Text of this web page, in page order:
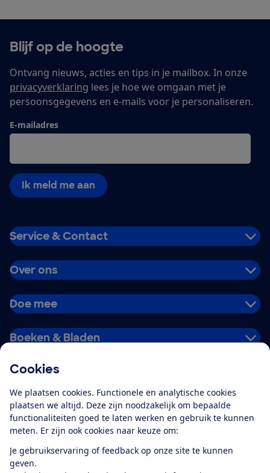
Cookies
We plaatsen cookies. Functionele en analytische cookies
plaatsen we altijd. Deze zijn noodzakelijk om bepaalde
functionaliteiten goed te laten werken en gebruik te kunnen
meten. Er zijn ook cookies naar keuze om:
Je gebruikservaring of feedback op onze site te kunnen
geven.
Blijf op de hoogte
Ontvang nieuws, acties en tips in je mailbox. In onze
privacyverklaring lees je hoe we omgaan met je
persoonsgegevens en e-mails voor je personaliseren.
E-mailadres
Ik meld me aan
Service & Contact
Over ons
Doe mee
Boeken & Bladen
Alles over de
app